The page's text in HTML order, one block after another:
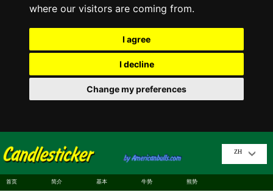
where our visitors are coming from.
I agree
I decline
Change my preferences
ZH
首页 简介 基本 牛势 熊势